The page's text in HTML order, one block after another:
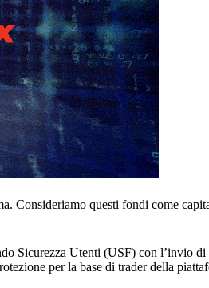
Consideriamo questi fondi come
Sicurezza Utenti (USF) con l’invio
per la base di trader della